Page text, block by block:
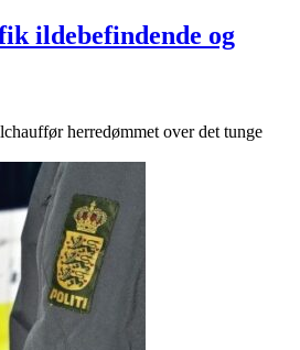
ildebefindende og
herredømmet over det tunge